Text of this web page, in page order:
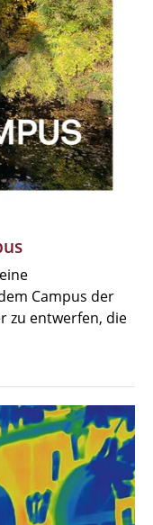
Campus der
zu entwerfen, die